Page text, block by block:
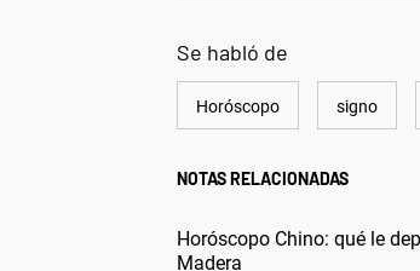
Se habló de
Horóscopo signo
NOTAS RELACIONADAS
Horóscopo Chino: qué le
Madera